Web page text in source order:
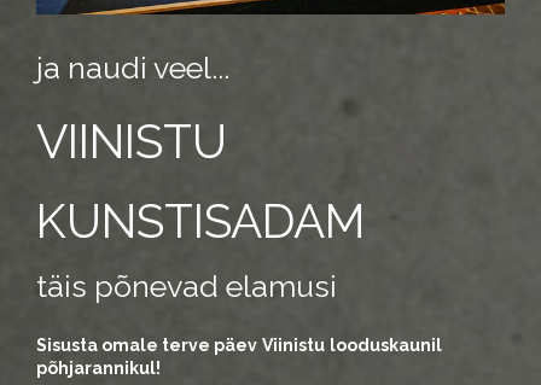
ja naudi veel...
VIINISTU
KUNSTISADAM
täis põnevad elamusi
Sisusta omale terve päev Viinistu looduskaunil
põhjarannikul!